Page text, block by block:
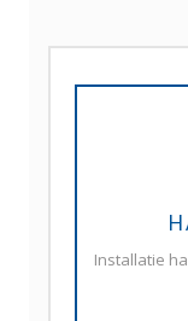
Installatie